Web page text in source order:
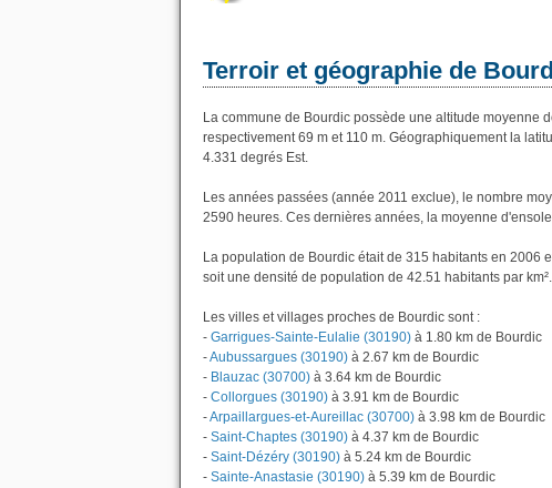
Terroir et géographie de
La commune de Bourdic possède une altitude moyenne
respectivement 69 m et 110 m. Géographiquement la
4.331 degrés Est.
Les années passées (année 2011 exclue), le nombre
2590 heures. Ces dernières années, la moyenne
La population de Bourdic était de 315 habitants en 2006
soit une densité de population de 42.51 habitants par km².
Les villes et villages proches de Bourdic sont :
- Garrigues-Sainte-Eulalie (30190) à 1.80 km de Bourdic
-Aubussargues (30190) à 2.67 km de Bourdic
- Blauzac (30700) à 3.64 km de Bourdic
- Collorgues (30190) à 3.91 km de Bourdic
-Arpaillargues-et-Aureillac (30700) à 3.98 km de Bourdic
- Saint-Chaptes (30190) à 4.37 km de Bourdic
- Saint-Dézéry (30190) à 5.24 km de Bourdic
- Sainte-Anastasie (30190) à 5.39 km de Bourdic